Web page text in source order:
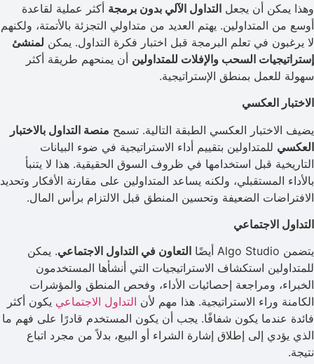
وهذا يمكن أن يجعل التداول الآلي بدون برمجة أكثر عملية لقاعدة
أوسع من المتداولين. يهتم العديد من متداولي التجزئة بالأتمتة، ولكنهم
لا يرغبون في تعلم البرمجة قبل اختبار فكرة التداول. يمكن لمنشئ
إستراتيجيات السحب والإفلات للمتداولين أن يمنحهم طريقة أكثر
سهولة للعمل بمنطق الإستراتيجية.
الاختبار العكسي
يضيف الاختبار العكسي الطبقة التالية. تسمح منصة التداول بالاختبار
العكسي للمتداولين بتقييم أداء الاستراتيجية في ضوء البيانات
التاريخية قبل استخدامها في ظروف السوق الحقيقية. هذا لا يتنبأ
بالأداء المستقبلي، ولكنه يساعد المتداولين على مقارنة الأفكار وتحديد
الافتراضات الضعيفة وتحسين المنطق قبل الالتزام برأس المال.
التداول الاجتماعي
يتضمن Algo Studio أيضًا
التعاون في التداول الاجتماعي. يمكن
للمتداولين استكشاف الاستراتيجيات التي أنشأها المستخدمون
الخبراء، ومراجعة إحصائيات الأداء، وفحص المنطق والمؤشرات
الكامنة وراء الاستراتيجية. هذا مهم لأن التداول الاجتماعي يكون أكثر
فائدة عندما يكون شفافًا. يجب أن يكون المستخدم قادرًا على فهم ما
الذي يؤدي إلى إطلاق إشارة الشراء أو البيع، بدلاً من مجرد اتباع
نتيجة.